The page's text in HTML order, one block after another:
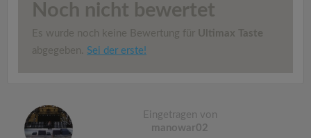
Noch nicht bewertet
Es wurde noch keine Bewertung für Ultimax Taste
abgegeben. Sei der erste!
Eingetragen von
manowar02